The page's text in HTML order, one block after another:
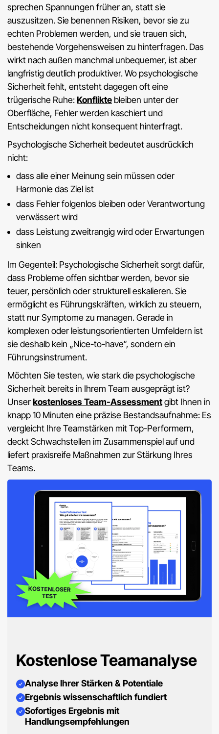
sprechen Spannungen früher an, statt sie
auszusitzen. Sie benennen Risiken, bevor sie zu
echten Problemen werden, und sie trauen sich,
bestehende Vorgehensweisen zu hinterfragen. Das
wirkt nach außen manchmal unbequemer, ist aber
langfristig deutlich produktiver. Wo psychologische
Sicherheit fehlt, entsteht dagegen oft eine
trügerische Ruhe:Konflikte bleiben unter der
Oberfläche, Fehler werden kaschiert und
Entscheidungen nicht konsequent hinterfragt.
Psychologische Sicherheit bedeutet ausdrücklich
nicht:
dass alle einer Meinung sein müssen oder
Harmonie das Ziel ist
dass Fehler folgenlos bleiben oder Verantwortung
verwässert wird
dass Leistung zweitrangig wird oder Erwartungen
sinken
Im Gegenteil: Psychologische Sicherheit sorgt dafür,
dass Probleme offen sichtbar werden, bevor sie
teuer, persönlich oder strukturell eskalieren. Sie
ermöglicht es Führungskräften, wirklich zu steuern,
statt nur Symptome zu managen. Gerade in
komplexen oder leistungsorientierten Umfeldern ist
sie deshalb kein „Nice-to-have“, sondern ein
Führungsinstrument.
Möchten Sie testen, wie stark die psychologische
Sicherheit bereits in Ihrem Team ausgeprägt ist?
Unserkostenloses Team-Assessmentgibt Ihnen in
knapp 10 Minuten eine präzise Bestandsaufnahme: Es
vergleicht Ihre Teamstärken mit Top-Performern,
deckt Schwachstellen im Zusammenspiel auf und
liefert praxisreife Maßnahmen zur Stärkung Ihres
Teams.
Kostenlose Teamanalyse
Analyse Ihrer Stärken & Potentiale
Ergebnis wissenschaftlich fundiert
Sofortiges Ergebnis mit
Handlungsempfehlungen